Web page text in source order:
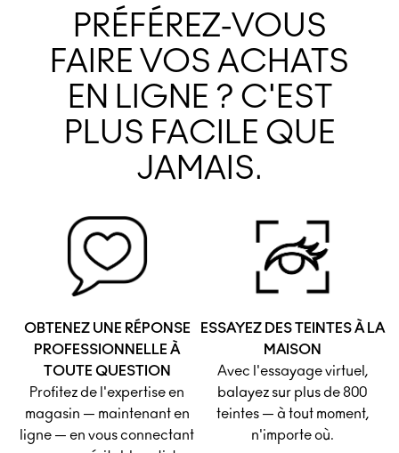
PRÉFÉREZ-VOUS
FAIRE VOS ACHATS
EN LIGNE ? C'EST
PLUS FACILE QUE
JAMAIS.
OBTENEZ UNE RÉPONSE
PROFESSIONNELLE À
TOUTE QUESTION
Profitez de l'expertise en
magasin — maintenant en
ligne — en vous connectant
ESSAYEZ DES TEINTES À LA
MAISON
Avec l'essayage virtuel,
balayez sur plus de 800
teintes — à tout moment,
n'importe où.